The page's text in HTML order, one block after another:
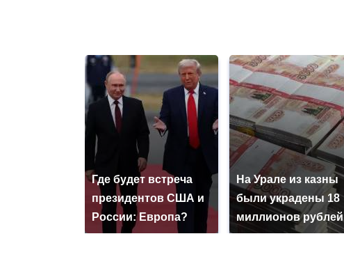
Где будет встреча
президентов США и
России: Европа?
На Урале из казны
были украдены 18
миллионов рублей